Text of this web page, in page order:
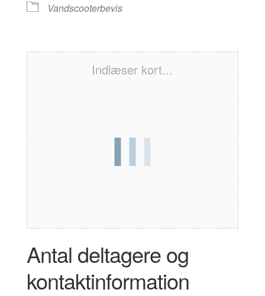
Vandscooterbevis
Indlæser kort...
Antal deltagere og
kontaktinformation